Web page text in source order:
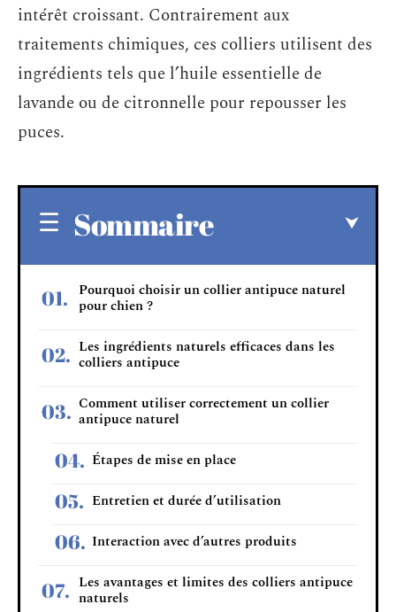
intérêt croissant. Contrairement aux
traitements chimiques, ces colliers utilisent des
ingrédients tels que l’huile essentielle de
lavande ou de citronnelle pour repousser les
puces.
Sommaire
Pourquoi choisir un collier antipuce naturel
pour chien ?
Les ingrédients naturels efficaces dans les
colliers antipuce
Comment utiliser correctement un collier
antipuce naturel
Étapes de mise en place
Entretien et durée d’utilisation
Interaction avec d’autres produits
Les avantages et limites des colliers antipuce
naturels